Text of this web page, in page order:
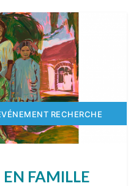
RECHERCHE
EN FAMILLE